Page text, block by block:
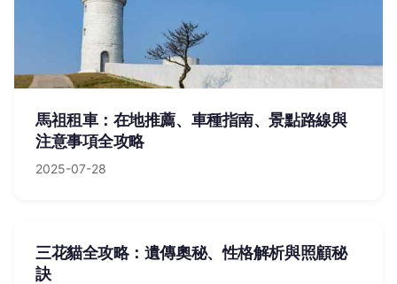
馬祖租車：在地推薦、車種指南、景點路線與
注意事項全攻略
2025-07-28
三花貓全攻略：遺傳奧秘、性格解析與照顧秘
訣